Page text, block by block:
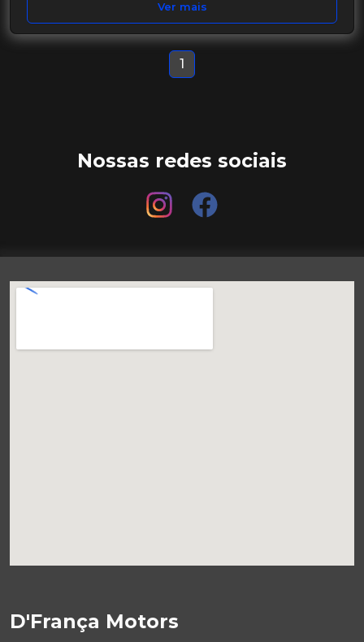
Ver mais
1
Nossas redes sociais
D'França Motors